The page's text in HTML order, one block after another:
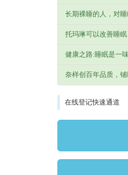
长期裸睡的人，对
托玛琳可以改善睡
健康之路:睡眠是一
奈样创百年品质，
在线登记快速通道